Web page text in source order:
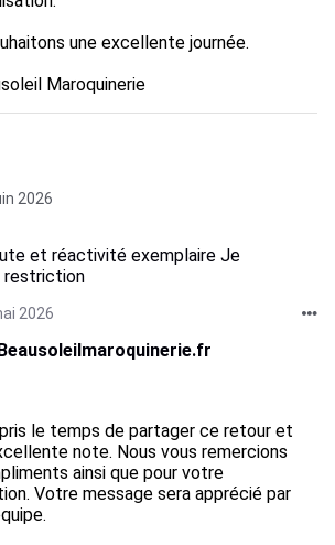
une excellente journée.
Maroquinerie
2026
et réactivité exemplaire Je
restriction
2026
pris le temps de partager ce retour et
note. Nous vous remercions
ainsi que pour votre
Votre message sera apprécié par